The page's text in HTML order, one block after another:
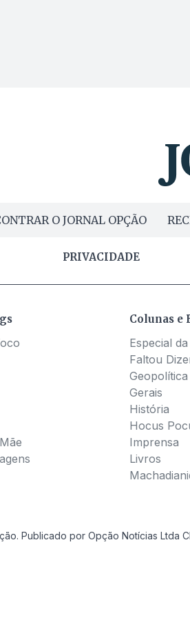
O JORNAL OPÇÃO
PRIVACIDADE
Colunas e
Especial
Faltou
Geopolítica
Gerais
História
Hocus
Imprensa
Livros
Publicado por Opção Notícias Ltda